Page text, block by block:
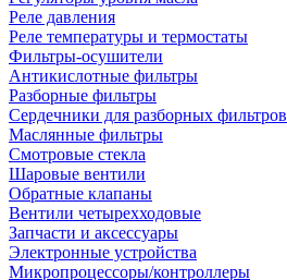
Реле давления
Реле температуры и термостаты
Фильтры-осушители
Антикислотные фильтры
Разборные фильтры
Сердечники для разборных фильтров
Маслянные фильтры
Смотровые стекла
Шаровые вентили
Обратные клапаны
Вентили четырехходовые
Запчасти и аксессуары
Электронные устройства
Микропроцессоры/контроллеры